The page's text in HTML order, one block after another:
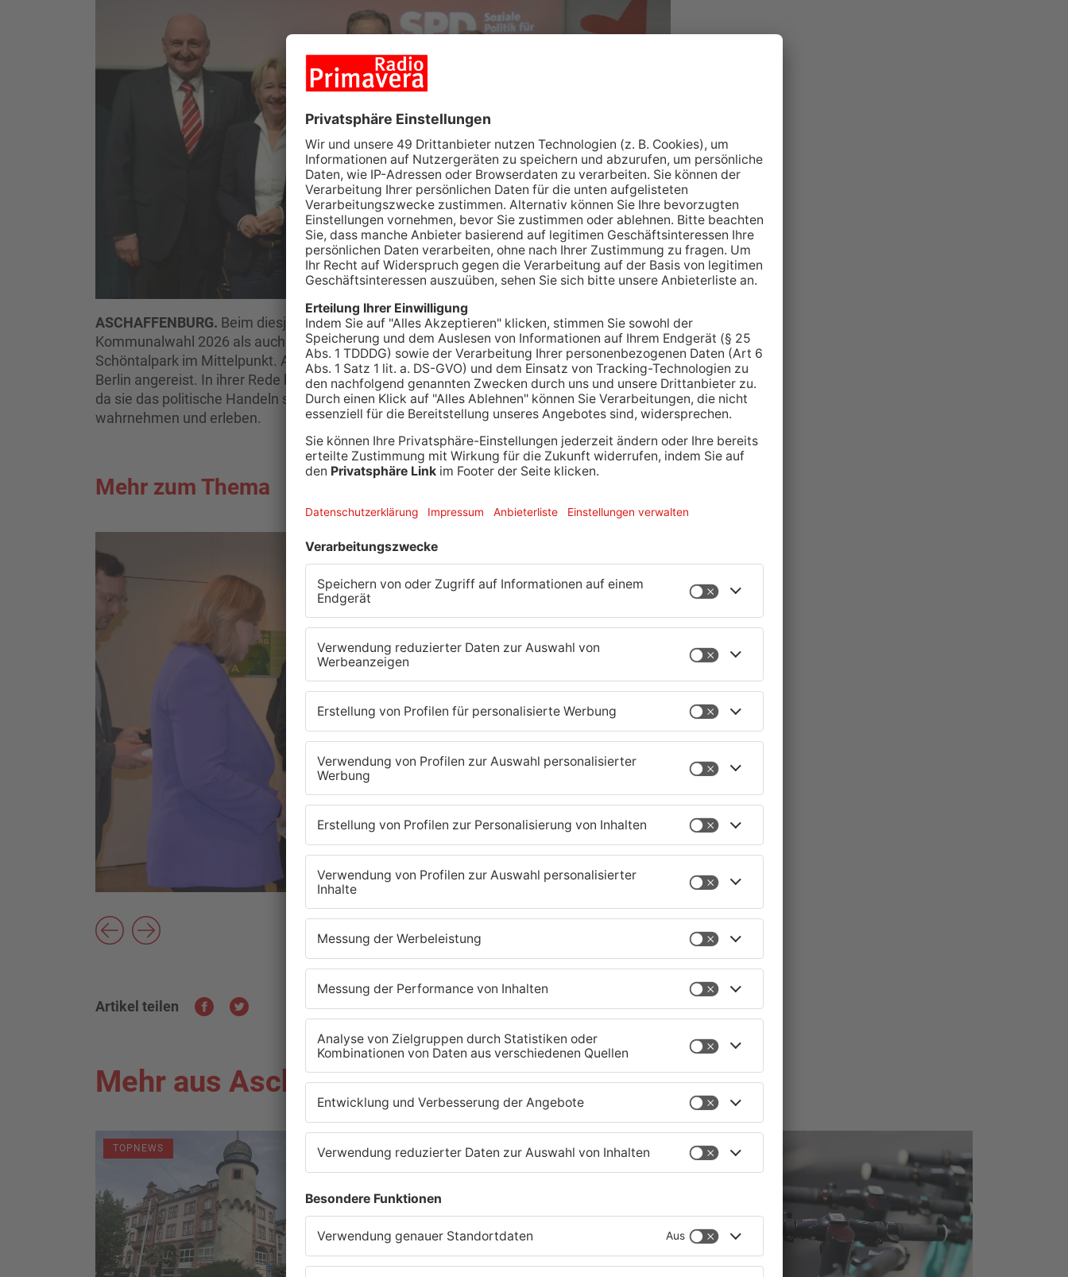
ASCHAFFENBURG. Beim diesjährigen Neujahrsempfang der SPD standen sowohl die
Kommunalwahl 2026 als auch die Jährung des Anschlags im Aschaffenburger
Schöntalpark im Mittelpunkt. Als Ehrengast war Bundestagspräsidentin Bärbel Bas aus
Berlin angereist. In ihrer Rede betonte sie die besondere Bedeutung der Kommunalpolitik,
da sie das politische Handeln sei, das die Menschen unmittelbar vor ihrer Haustür
wahrnehmen und erleben.
Mehr zum Thema
Artikel teilen
Mehr aus Aschaffenburg
TOPNEWS TOPNEWS